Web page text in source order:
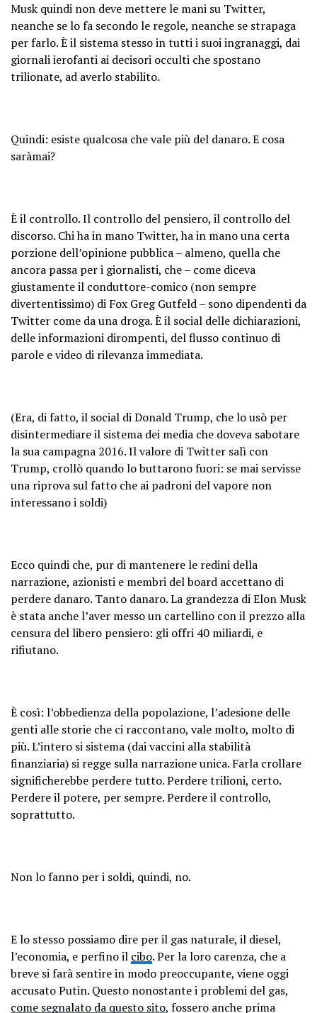
Musk quindi non deve mettere le mani su Twitter,
neanche se lo fa secondo le regole, neanche se strapaga
per farlo. È il sistema stesso in tutti i suoi ingranaggi, dai
giornali ierofanti ai decisori occulti che spostano
trilionate, ad averlo stabilito.
Quindi: esiste qualcosa che vale più del danaro. E cosa
saràmai?
È il controllo. Il controllo del pensiero, il controllo del
discorso. Chi ha in mano Twitter, ha in mano una certa
porzione dell’opinione pubblica – almeno, quella che
ancora passa per i giornalisti, che – come diceva
giustamente il conduttore-comico (non sempre
divertentissimo) di Fox Greg Gutfeld – sono dipendenti da
Twitter come da una droga. È il social delle dichiarazioni,
delle informazioni dirompenti, del flusso continuo di
parole e video di rilevanza immediata.
(Era, di fatto, il social di Donald Trump, che lo usò per
disintermediare il sistema dei media che doveva sabotare
la sua campagna 2016. Il valore di Twitter salì con
Trump, crollò quando lo buttarono fuori: se mai servisse
una riprova sul fatto che ai padroni del vapore non
interessano i soldi)
Ecco quindi che, pur di mantenere le redini della
narrazione, azionisti e membri del board accettano di
perdere danaro. Tanto danaro. La grandezza di Elon Musk
è stata anche l’aver messo un cartellino con il prezzo alla
censura del libero pensiero: gli offri 40 miliardi, e
rifiutano.
È così: l’obbedienza della popolazione, l’adesione delle
genti alle storie che ci raccontano, vale molto, molto di
più. L’intero si sistema (dai vaccini alla stabilità
finanziaria) si regge sulla narrazione unica. Farla crollare
significherebbe perdere tutto. Perdere trilioni, certo.
Perdere il potere, per sempre. Perdere il controllo,
soprattutto.
Non lo fanno per i soldi, quindi, no.
E lo stesso possiamo dire per il gas naturale, il diesel,
l’economia, e perfino il cibo. Per la loro carenza, che a
breve si farà sentire in modo preoccupante, viene oggi
accusato Putin. Questo nonostante i problemi del gas,
come segnalato da questo sito, fossero anche prima